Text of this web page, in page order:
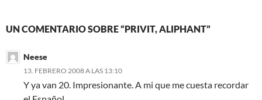
UN COMENTARIO SOBRE “PRIVIT, ALIPHANT”
Neese
13. FEBRERO 2008 A LAS 13:10
Y ya van 20. Impresionante. A mi que me cuesta recordar